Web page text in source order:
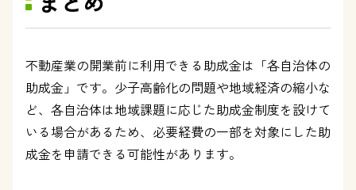
不動産業の開業前に利用できる助成金は「各自治体の
助成金」です。少子高齢化の問題や地域経済の縮小な
ど、各自治体は地域課題に応じた助成金制度を設けて
いる場合があるため、必要経費の一部を対象にした助
成金を申請できる可能性があります。